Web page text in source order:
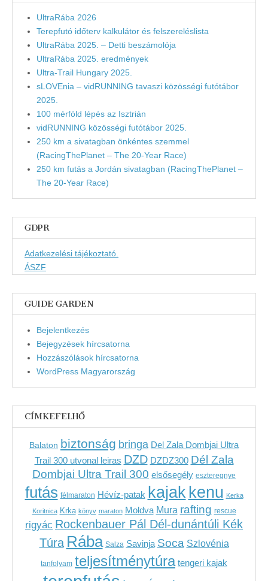
UltraRába 2026
Terepfutó időterv kalkulátor és felszereléslista
UltraRába 2025. – Detti beszámolója
UltraRába 2025. eredmények
Ultra-Trail Hungary 2025.
sLOVEnia – vidRUNNING tavaszi közösségi futótábor
2025.
100 mérföld lépés az Isztrián
vidRUNNING közösségi futótábor 2025.
250 km a sivatagban önkéntes szemmel
(RacingThePlanet – The 20-Year Race)
250 km futás a Jordán sivatagban (RacingThePlanet –
The 20-Year Race)
GDPR
Adatkezelési tájékoztató.
ÁSZF
GUIDE GARDEN
Bejelentkezés
Bejegyzések hírcsatorna
Hozzászólások hírcsatorna
WordPress Magyarország
CÍMKEFELHŐ
Balaton biztonság bringa Del Zala Dombjai Ultra
Trail 300 utvonal leiras DZD DZDZ300 Dél Zala
Dombjai Ultra Trail 300 elsősegély eszteregnye
futás félmaraton Hévíz-patak kajak kenu Kerka
Koritnica Krka könyv maraton Moldva Mura rafting rescue
rigyác Rockenbauer Pál Dél-dunántúli Kék
Túra Rába Salza Savinja Soca Szlovénia
tanfolyam teljesítménytúra tengeri kajak